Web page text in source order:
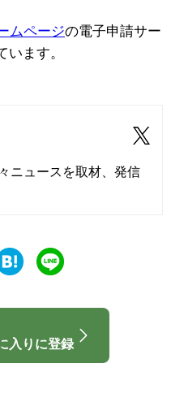
ムページの電子申請サー
ます。
ニュースを取材、発信
入りに登録